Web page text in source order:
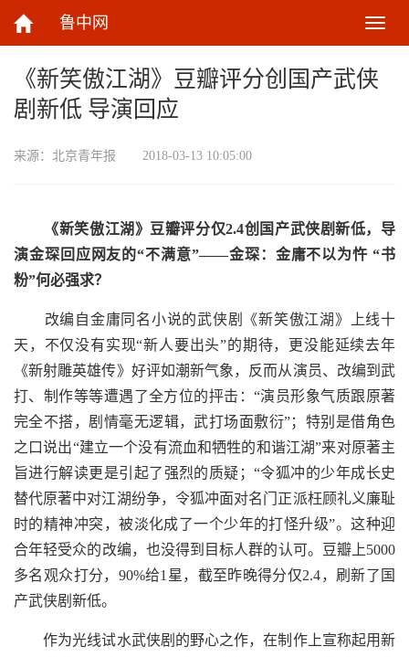
鲁中网
切
换
航
《新笑傲江湖》豆瓣评分创国产武侠
剧新低 导演回应
来源： 北京青年报 2018-03-13 10:05:00
《新笑傲江湖》豆瓣评分仅2.4创国产武侠剧新低，导
演金琛回应网友的“不满意”——金琛：金庸不以为忤 “书
粉”何必强求？
改编自金庸同名小说的武侠剧《新笑傲江湖》上线十
天，不仅没有实现“新人要出头”的期待，更没能延续去年
《新射雕英雄传》好评如潮新气象，反而从演员、改编到武
打、制作等等遭遇了全方位的抨击：“演员形象气质跟原著
完全不搭，剧情毫无逻辑，武打场面敷衍”；特别是借角色
之口说出“建立一个没有流血和牺牲的和谐江湖”来对原著主
旨进行解读更是引起了强烈的质疑；“令狐冲的少年成长史
替代原著中对江湖纷争，令狐冲面对名门正派枉顾礼义廉耻
时的精神冲突，被淡化成了一个少年的打怪升级”。这种迎
合年轻受众的改编，也没得到目标人群的认可。豆瓣上5000
多名观众打分，90%给1星，截至昨晚得分仅2.4，刷新了国
产武侠剧新低。
作为光线试水武侠剧的野心之作，在制作上宣称起用新